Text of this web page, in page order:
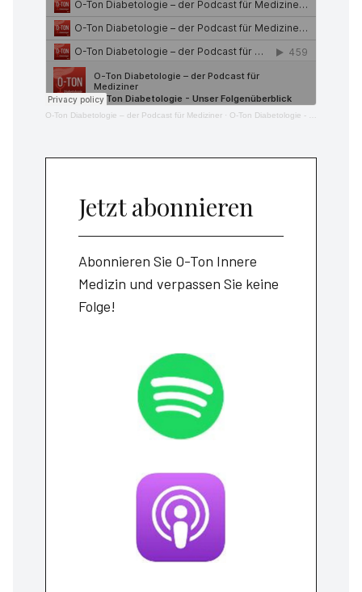
O-Ton Diabetologie – der Podcast für Mediziner · O-Ton Diabetologie - Unser Folgenüberblick
Jetzt abonnieren
Abonnieren Sie O-Ton Innere
Medizin und verpassen Sie keine
Folge!